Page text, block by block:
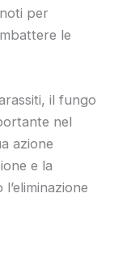
per
le
il fungo
nel
azione
e la